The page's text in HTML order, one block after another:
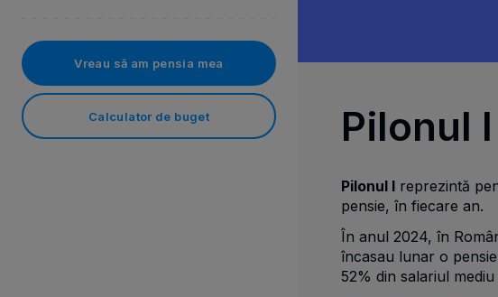
Vreau să am pensia mea
Calculator de buget Pilonul
Pilonul I reprezintă
pensie, în fiecare an.
În anul 2024, în
încasau lunar o
52% din salariul